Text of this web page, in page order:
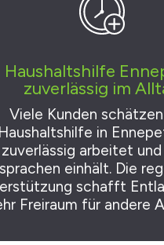
Haushaltshilfe
zuverlässig im
Viele Kunden
Haushaltshilfe in
zuverlässig arbeitet
einhält. Die
schafft
Freiraum für andere